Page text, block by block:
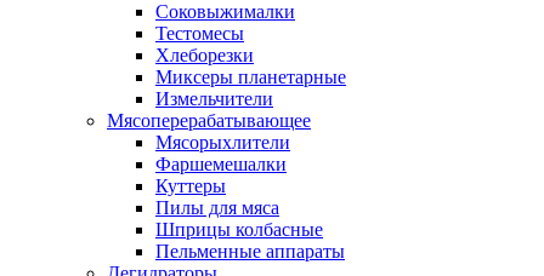
Соковыжималки
Тестомесы
Хлеборезки
Миксеры планетарные
Измельчители
Мясоперерабатывающее
Мясорыхлители
Фаршемешалки
Куттеры
Пилы для мяса
Шприцы колбасные
Пельменные аппараты